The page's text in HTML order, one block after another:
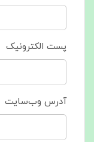
پست الکترونیک
آدرس وب‌سایت